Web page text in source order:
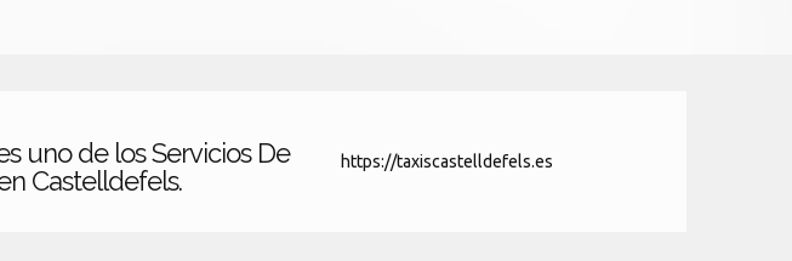
uno de los Servicios De
Castelldefels.
https://taxiscastelldefels.es